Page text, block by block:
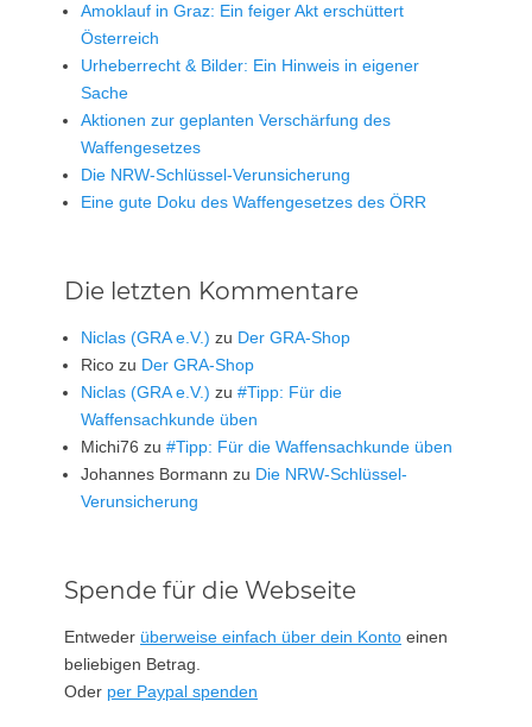
Amoklauf in Graz: Ein feiger Akt erschüttert
Österreich
Urheberrecht & Bilder: Ein Hinweis in eigener
Sache
Aktionen zur geplanten Verschärfung des
Waffengesetzes
Die NRW-Schlüssel-Verunsicherung
Eine gute Doku des Waffengesetzes des ÖRR
Die letzten Kommentare
Niclas (GRA e.V.) zu Der GRA-Shop
Rico zu Der GRA-Shop
Niclas (GRA e.V.) zu #Tipp: Für die
Waffensachkunde üben
Michi76 zu #Tipp: Für die Waffensachkunde üben
Johannes Bormann zu Die NRW-Schlüssel-
Verunsicherung
Spende für die Webseite
Entweder überweise einfach über dein Konto einen
beliebigen Betrag.
Oder per Paypal spenden